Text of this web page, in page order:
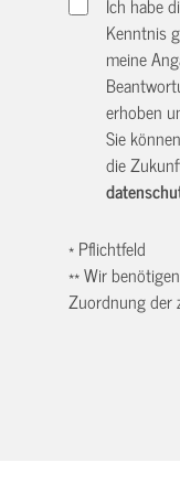
Ich habe
Kenntnis
meine
erhoben
Sie
die
* Pflichtfeld
** Wir
Zuordnung der